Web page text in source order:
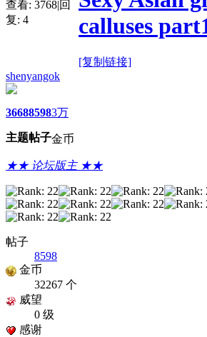
查看: 3768|回
复: 4
calluses
[复制链接]
shenyangok
3668
主题
8598
帖子
3万
金币
★★ 论坛版主 ★★
帖子
8598
金币
32267 个
威望
0 级
感谢